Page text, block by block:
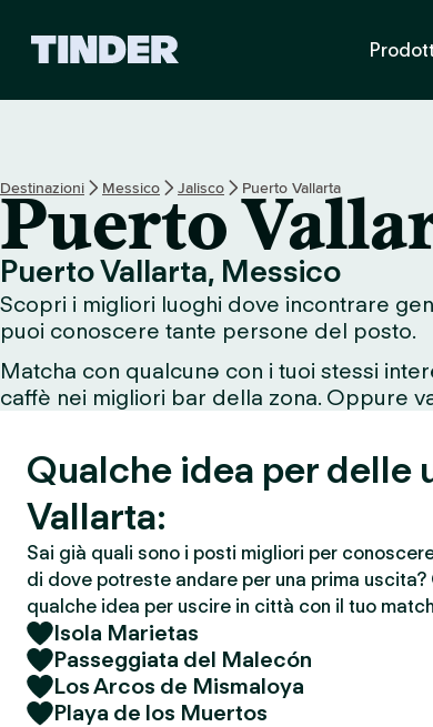
T
i
n
e
r
Destinazioni Messico Jalisco Puerto Vallarta
Puerto
Puerto Vallarta, Messico
Scopri i migliori luoghi dove incontrare
puoi conoscere tante persone del posto.
Matcha con qualcunə con i tuoi stessi
caffè nei migliori bar della zona. Oppure
Qualche idea per delle
Vallarta:
Sai già quali sono i posti migliori per
di dove potreste andare per una prima
qualche idea per uscire in città con il tuo
Isola Marietas
Passeggiata del Malecón
Los Arcos de Mismaloya
Playa de los Muertos